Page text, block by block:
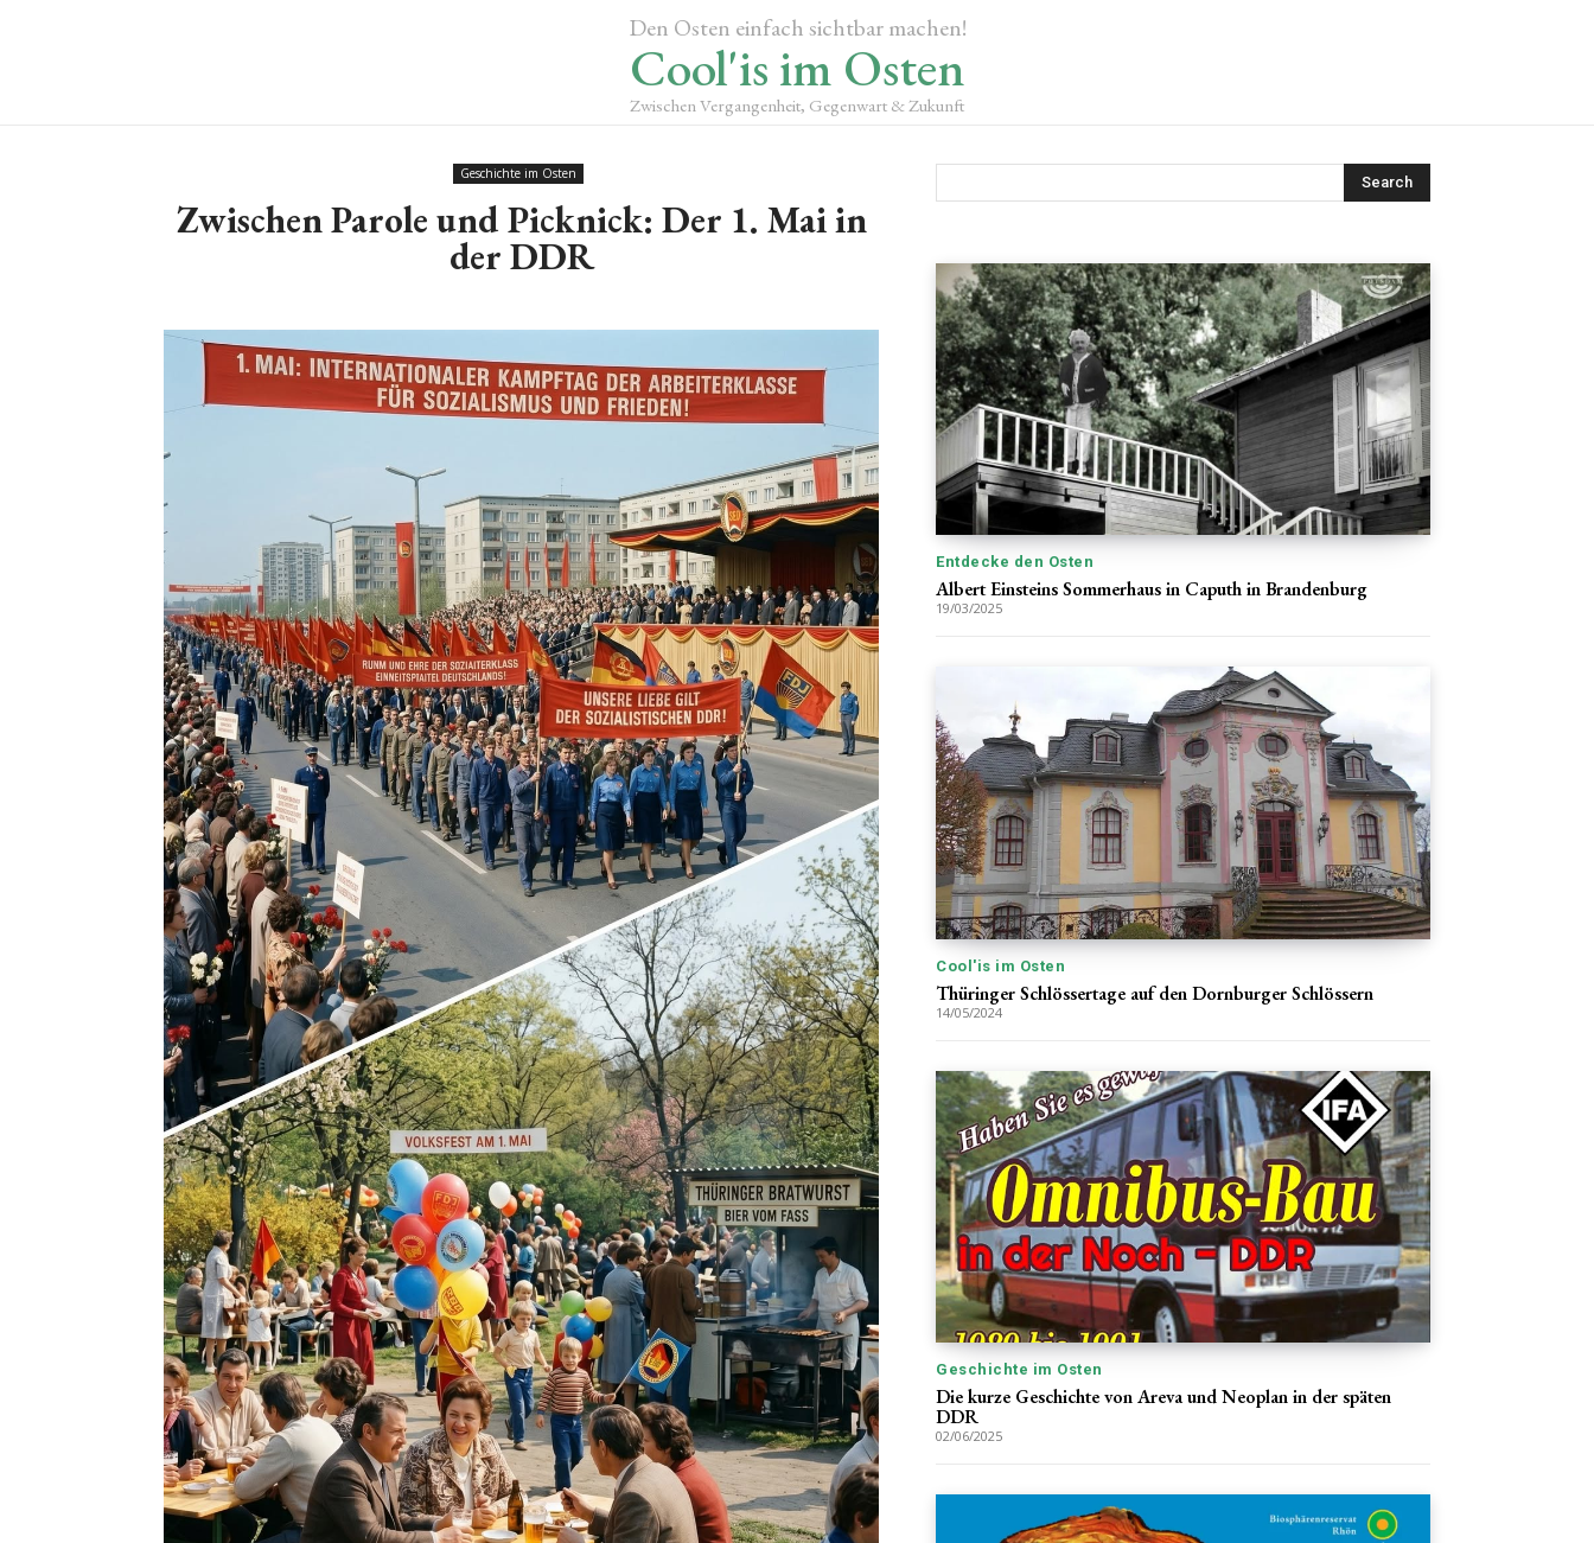
Den Osten einfach sichtbar machen!
Cool'is im Osten
Zwischen Vergangenheit, Gegenwart & Zukunft
Geschichte im Osten
Zwischen Parole und Picknick: Der 1. Mai in
der DDR
Search
Entdecke den Osten
Albert Einsteins Sommerhaus in Caputh in Brandenburg
19/03/2025
Cool'is im Osten
Thüringer Schlössertage auf den Dornburger Schlössern
14/05/2024
Geschichte im Osten
Die kurze Geschichte von Areva und Neoplan in der späten
DDR
02/06/2025